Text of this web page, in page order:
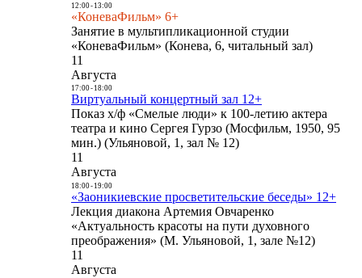
12:00- 13:00
«КоневаФильм» 6+
Занятие в мультипликационной студии
«КоневаФильм» (Конева, 6, читальный зал)
11
Августа
17:00- 18:00
Виртуальный концертный зал 12+
Показ х/ф «Смелые люди» к 100-летию актера
театра и кино Сергея Гурзо (Мосфильм, 1950, 95
мин.) (Ульяновой, 1, зал № 12)
11
Августа
18:00- 19:00
«Заоникиевские просветительские беседы» 12+
Лекция диакона Артемия Овчаренко
«Актуальность красоты на пути духовного
преображения» (М. Ульяновой, 1, зале №12)
11
Августа